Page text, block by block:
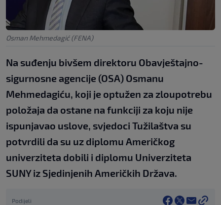
Osman Mehmedagić (FENA)
Na suđenju bivšem direktoru Obavještajno-
sigurnosne agencije (OSA) Osmanu
Mehmedagiću, koji je optužen za zloupotrebu
položaja da ostane na funkciji za koju nije
ispunjavao uslove, svjedoci Tužilaštva su
potvrdili da su uz diplomu Američkog
univerziteta dobili i diplomu Univerziteta
SUNY iz Sjedinjenih Američkih Država.
Podijeli